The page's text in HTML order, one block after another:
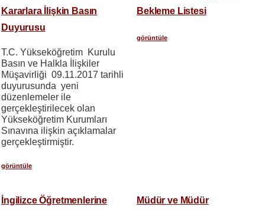
Kararlara İlişkin Basın
Duyurusu
T.C. Yükseköğretim Kurulu
Basın ve Halkla İlişkiler
Müşavirliği 09.11.2017 tarihli
duyurusunda yeni
düzenlemeler ile
gerçekleştirilecek olan
Yükseköğretim Kurumları
Sınavına ilişkin açıklamalar
gerçekleştirmiştir.
görüntüle
Bekleme Listesi
görüntüle
İngilizce Öğretmenlerine
Müdür ve Müdür